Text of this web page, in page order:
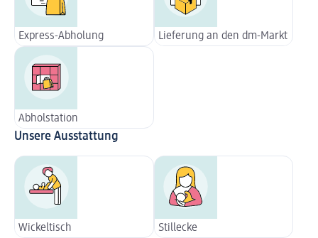
Express-Abholung Lieferung an den dm-Markt
Abholstation
Unsere Ausstattung
Wickeltisch Stillecke